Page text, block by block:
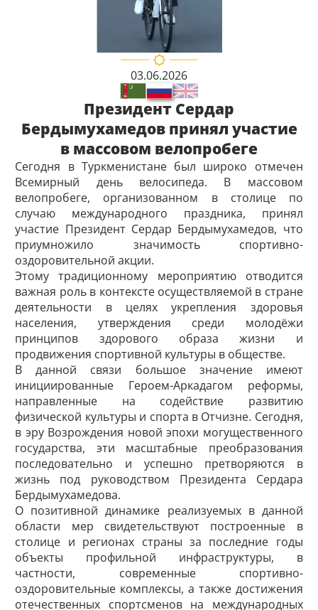
03.06.2026
Президент Сердар
Бердымухамедов принял участие
в массовом велопробеге
Сегодня в Туркменистане был широко отмечен
Всемирный день велосипеда. В массовом
велопробеге, организованном в столице по
случаю международного праздника, принял
участие Президент Сердар Бердымухамедов, что
приумножило значимость спортивно-
оздоровительной акции.
Этому традиционному мероприятию отводится
важная роль в контексте осуществляемой в стране
деятельности в целях укрепления здоровья
населения, утверждения среди молодёжи
принципов здорового образа жизни и
продвижения спортивной культуры в обществе.
В данной связи большое значение имеют
инициированные Героем-Аркадагом реформы,
направленные на содействие развитию
физической культуры и спорта в Отчизне. Сегодня,
в эру Возрождения новой эпохи могущественного
государства, эти масштабные преобразования
последовательно и успешно претворяются в
жизнь под руководством Президента Сердара
Бердымухамедова.
О позитивной динамике реализуемых в данной
области мер свидетельствуют построенные в
столице и регионах страны за последние годы
объекты профильной инфраструктуры, в
частности, современные спортивно-
оздоровительные комплексы, а также достижения
отечественных спортсменов на международных